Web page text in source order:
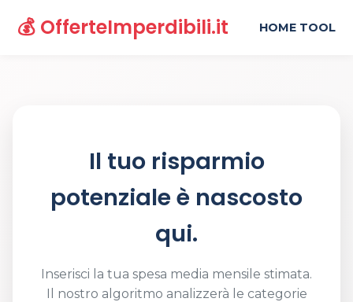
💰 OfferteImperdibili.it HOME TOOL
Il tuo risparmio
potenziale è nascosto
qui.
Inserisci la tua spesa media mensile stimata.
Il nostro algoritmo analizzerà le categorie